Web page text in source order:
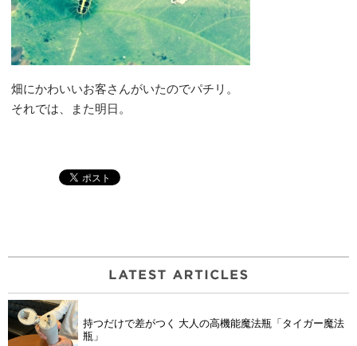
畑にかわいいお客さんがいたのでパチリ。
それでは、また明日。
持つだけで差がつく 大人の高機能魔法瓶「タイガー魔法
瓶」